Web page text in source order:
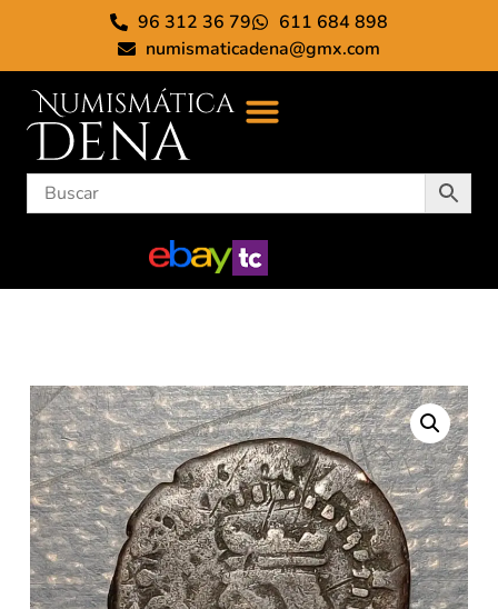
96 312 36 79
611 684 898
numismaticadena@gmx.com